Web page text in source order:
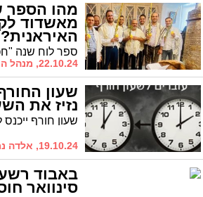
מהו הספר
מאשדוד
האיראנית?
22.10.24, מנהל האתר
שעון
נזיז את
19.10.24, אלדה נתנאל
באבוד
סינוואר